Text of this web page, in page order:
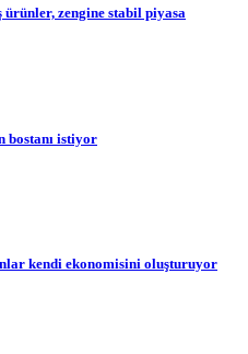
ürünler, zengine stabil piyasa
bostanı istiyor
kendi ekonomisini oluşturuyor